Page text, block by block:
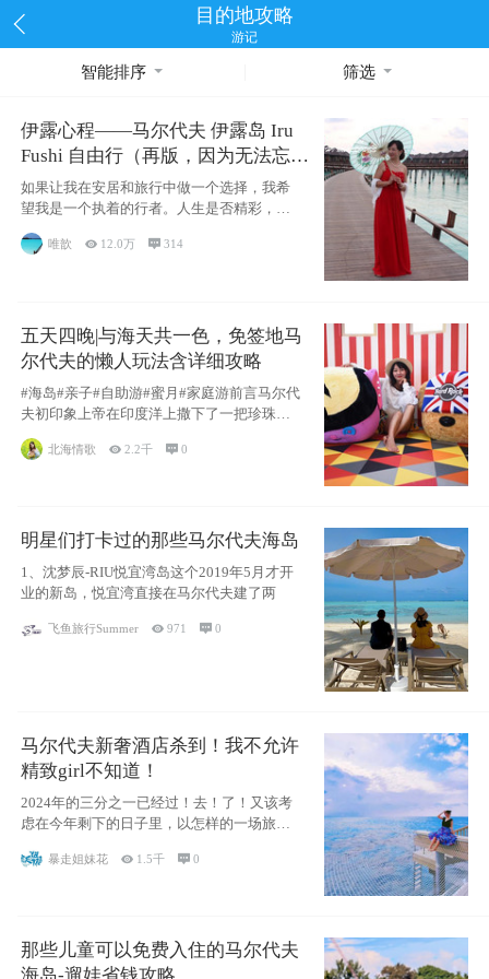
目的地攻略
游记
智能排序 筛选
伊露心程——马尔代夫 伊露岛 Iru
Fushi 自由行（再版，因为无法忘却
的留恋）
如果让我在安居和旅行中做一个选择，我希
望我是一个执着的行者。人生是否精彩，都
源于自己
唯歆  12.0万  314
五天四晚|与海天共一色，免签地马
尔代夫的懒人玩法含详细攻略
#海岛#亲子#自助游#蜜月#家庭游前言马尔代
夫初印象上帝在印度洋上撒下了一把珍珠，
北海情歌 2.2千 0
明星们打卡过的那些马尔代夫海岛
1、沈梦辰-RIU悦宜湾岛这个2019年5月才开
业的新岛，悦宜湾直接在马尔代夫建了两
飞鱼旅行Summer 971 0
马尔代夫新奢酒店杀到！我不允许
精致girl不知道！
2024年的三分之一已经过！去！了！又该考
虑在今年剩下的日子里，以怎样的一场旅行
暴走姐妹花  1.5千 0
那些儿童可以免费入住的马尔代夫